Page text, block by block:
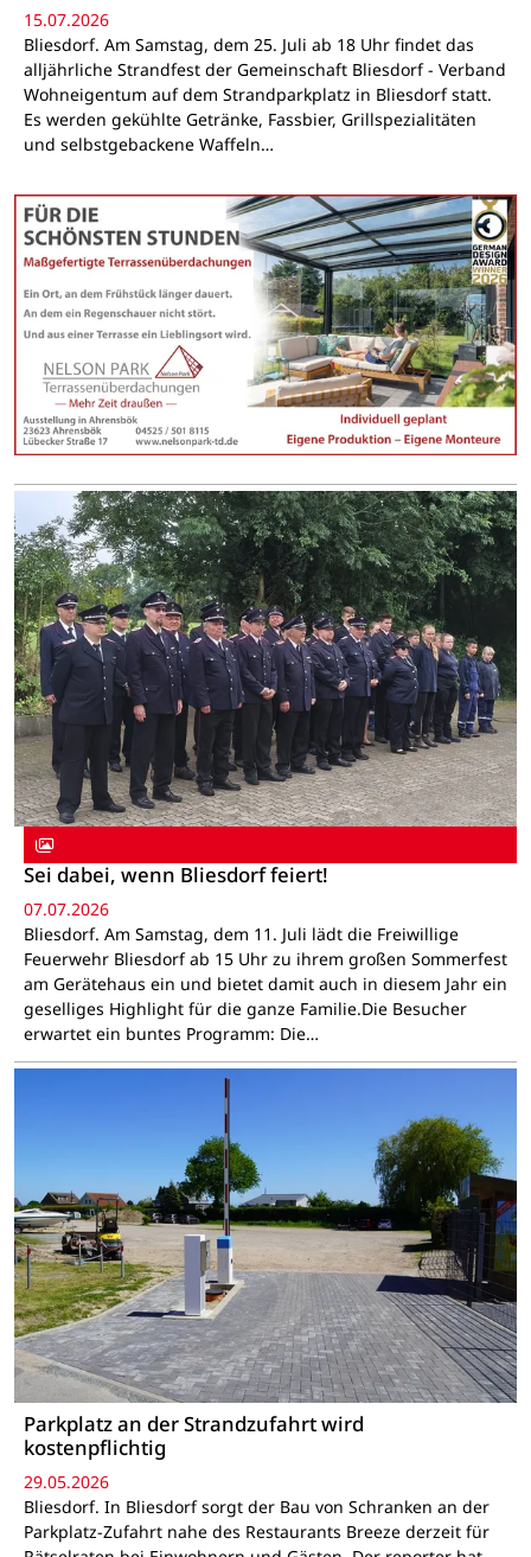
15.07.2026
Bliesdorf. Am Samstag, dem 25. Juli ab 18 Uhr findet das
alljährliche Strandfest der Gemeinschaft Bliesdorf - Verband
Wohneigentum auf dem Strandparkplatz in Bliesdorf statt.
Es werden gekühlte Getränke, Fassbier, Grillspezialitäten
und selbstgebackene Waffeln…
Sei dabei, wenn Bliesdorf feiert!
07.07.2026
Bliesdorf. Am Samstag, dem 11. Juli lädt die Freiwillige
Feuerwehr Bliesdorf ab 15 Uhr zu ihrem großen Sommerfest
am Gerätehaus ein und bietet damit auch in diesem Jahr ein
geselliges Highlight für die ganze Familie.Die Besucher
erwartet ein buntes Programm: Die…
Parkplatz an der Strandzufahrt wird
kostenpflichtig
29.05.2026
Bliesdorf. In Bliesdorf sorgt der Bau von Schranken an der
Parkplatz-Zufahrt nahe des Restaurants Breeze derzeit für